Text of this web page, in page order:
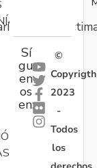
Sí
gu
en
os
en:
©
Copyrigth
2023
-
Todos
los